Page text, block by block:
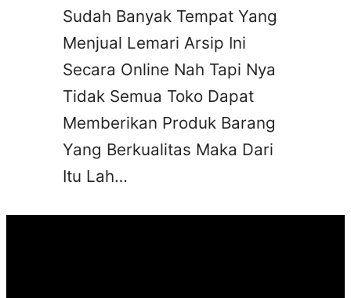
Sudah Banyak Tempat Yang
Menjual Lemari Arsip Ini
Secara Online Nah Tapi Nya
Tidak Semua Toko Dapat
Memberikan Produk Barang
Yang Berkualitas Maka Dari
Itu Lah…